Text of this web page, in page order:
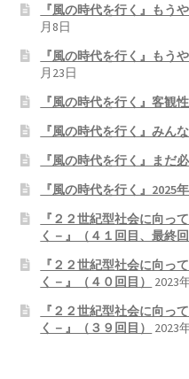
『風の時代を行く』もう
月8日
『風の時代を行く』もう
月23日
『風の時代を行く』客観
『風の時代を行く』みん
『風の時代を行く』まだ
『風の時代を行く』2025
『２２世紀型社会に向
く－』（４１回目、最終回
『２２世紀型社会に向
く－』（４０回目）
2023
『２２世紀型社会に向
く－』（３９回目）
2023